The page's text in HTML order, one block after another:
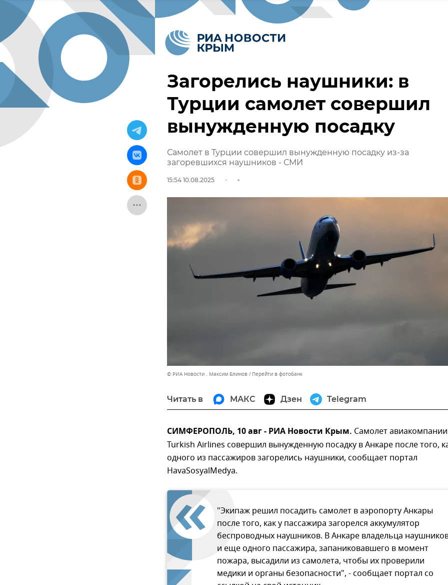
Загорелись наушники: в
Турции самолет совершил
вынужденную посадку
Самолет в Турции совершил вынужденную посадку из-за
загоревшихся наушников - СМИ
15:54 10.08.2025
© РИА Новости . Максим Блинов Перейти в фотобанк
Читать в МАКС Дзен Telegram
СИМФЕРОПОЛЬ, 10 авг - РИА Новости Крым. Самолет авиакомпании
Turkish Airlines совершил вынужденную посадку в Анкаре после того,
одного из пассажиров загорелись наушники, сообщает портал
HavaSosyalMedya.
"Экипаж решил посадить самолет в аэропорту Анкары
после того, как у пассажира загорелся аккумулятор
беспроводных наушников. В Анкаре владельца
и еще одного пассажира, запаниковавшего в момент
пожара, высадили из самолета, чтобы их проверили
медики и органы безопасности", - сообщает портал со